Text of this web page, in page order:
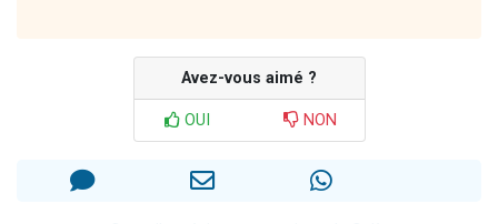
Avez-vous aimé ?
OUI NON